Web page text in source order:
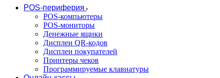
POS-периферия
POS-компьютеры
POS-мониторы
Денежные ящики
Дисплеи QR-кодов
Дисплеи покупателей
Принтеры чеков
Программируемые клавиатуры